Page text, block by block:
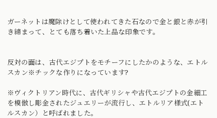
ガーネットは魔除けとして使われてきた石なので金と銀と赤が引
き締まって、とても落ち着いた上品な印象です。
反対の面は、古代エジプトをモチーフにしたかのような、エトル
スカン※チックな作りになっています?
※ヴィクトリアン時代に、古代ギリシャや古代エジプトの金細工
を模倣し彫金されたジュエリーが流行し、エトルリア様式(エト
ルスカン）と呼ばれました。